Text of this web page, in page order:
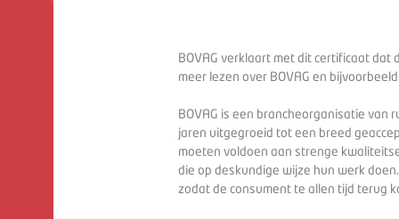
BOVAG verklaart met dit certificaat dat
meer lezen over BOVAG en
BOVAG is een brancheorganisatie van
jaren uitgegroeid tot een breed
moeten voldoen aan strenge
die op deskundige wijze hun werk
zodat de consument te allen tijd terug